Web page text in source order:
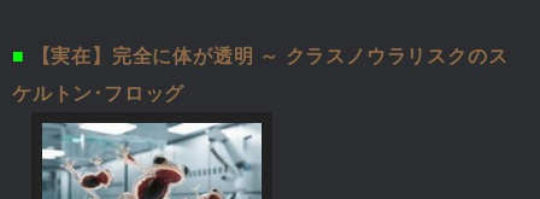
■
【実在】完全に体が透明 ～ クラスノウラリスクのス
ケルトン･フロッグ